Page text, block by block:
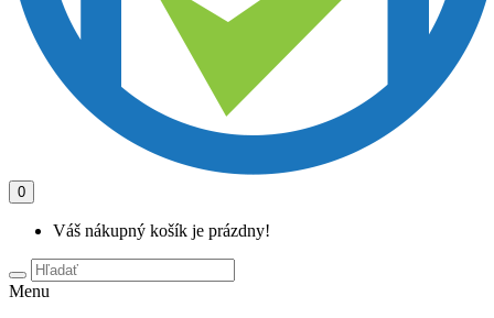
0
Váš nákupný košík je prázdny!
Menu